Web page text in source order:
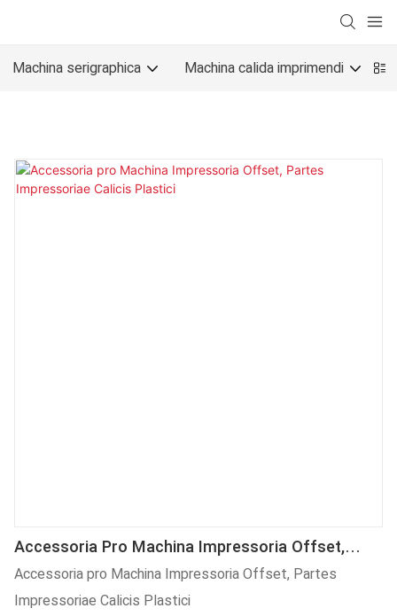
Machina serigraphica Machina calida imprimendi
Accessoria Pro Machina Impressoria Offset,
Partes Impressoriae Calicis Plastici
Accessoria pro Machina Impressoria Offset, Partes
Impressoriae Calicis Plastici